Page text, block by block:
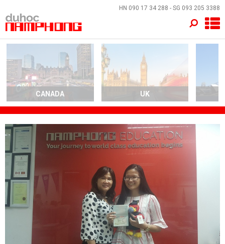
HN 090 17 34 288 - SG 093 205 3388
CANADA UK
×
TRANG CHỦ
QUỐC GIA
DỊCH VỤ
VỀ NAM PHONG
LIÊN HỆ